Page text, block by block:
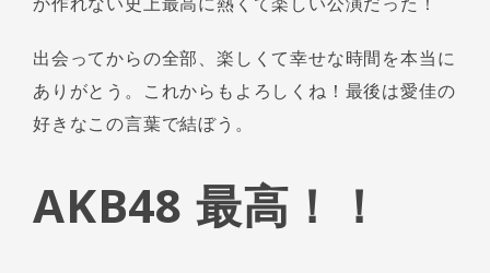
出会ってからの全部、楽しくて幸せな時間を本当に
ありがとう。これからもよろしくね！最後は愛佳の
好きなこの言葉で結ぼう。
AKB48 最高！！